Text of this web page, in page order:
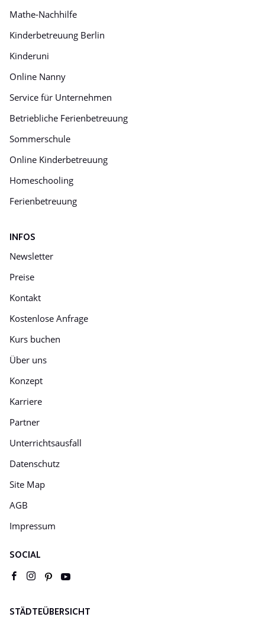
Mathe-Nachhilfe
Kinderbetreuung Berlin
Kinderuni
Online Nanny
Service für Unternehmen
Betriebliche Ferienbetreuung
Sommerschule
Online Kinderbetreuung
Homeschooling
Ferienbetreuung
INFOS
Newsletter
Preise
Kontakt
Kostenlose Anfrage
Kurs buchen
Über uns
Konzept
Karriere
Partner
Unterrichtsausfall
Datenschutz
Site Map
AGB
Impressum
SOCIAL
facebookinstagram
pinterest
STÄDTEÜBERSICHT